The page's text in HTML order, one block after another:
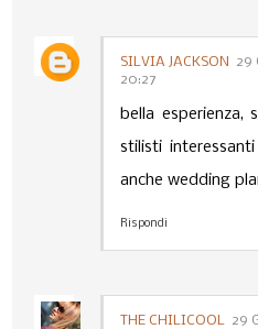
SILVIA JACKSON
29
20:27
bella esperienza,
stilisti
anche wedding
Rispondi
THE CHILICOOL 29